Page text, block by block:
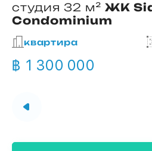
студия 32 м² ЖК
Condominium
квартира
฿ 1 300 000